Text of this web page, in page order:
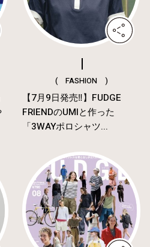
( FASHION )
【7月9日発売‼︎】FUDGE
FRIENDのUMIと作った
「3WAYポロシャツ...